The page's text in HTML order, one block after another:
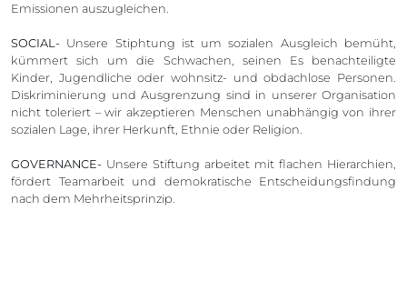
Emissionen auszugleichen.
SOCIAL- Unsere Stiphtung ist um sozialen Ausgleich bemüht,
kümmert sich um die Schwachen, seinen Es benachteiligte
Kinder, Jugendliche oder wohnsitz- und obdachlose Personen.
Diskriminierung und Ausgrenzung sind in unserer Organisation
nicht toleriert – wir akzeptieren Menschen unabhängig von ihrer
sozialen Lage, ihrer Herkunft, Ethnie oder Religion.
GOVERNANCE- Unsere Stiftung arbeitet mit flachen Hierarchien,
fördert Teamarbeit und demokratische Entscheidungsfindung
nach dem Mehrheitsprinzip.